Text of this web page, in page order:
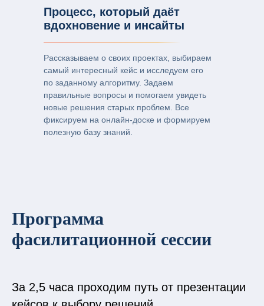
Процесс, который даёт
вдохновение и инсайты
Рассказываем о своих проектах, выбираем
самый интересный кейс и исследуем его
по заданному алгоритму. Задаем
правильные вопросы и помогаем увидеть
новые решения старых проблем. Все
фиксируем на онлайн-доске и формируем
полезную базу знаний.
Программа
фасилитационной сессии
За 2,5 часа проходим путь от презентации